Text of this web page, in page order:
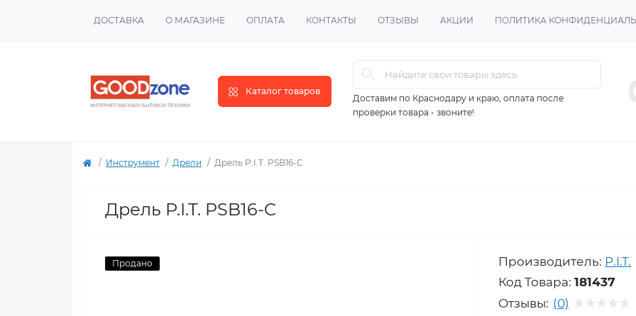
ДОСТАВКА О МАГАЗИНЕ ОПЛАТА КОНТАКТЫ ОТЗЫВЫ АКЦИИ ПОЛИТИКА
Каталог товаров
Доставим по Краснодару и краю, оплата после
проверки товара - звоните!
Инструмент Дрели Дрель P.I.T. PSB16-C
Дрель P.I.T. PSB16-C
Продано Производитель: P.I.T.
Код Товара: 181437
Отзывы: (0)